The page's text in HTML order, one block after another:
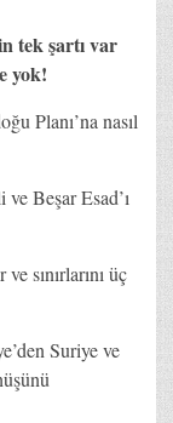
tek şartı var
yok!
Planı’na nasıl
Beşar Esad’ı
sınırlarını üç
Suriye ve